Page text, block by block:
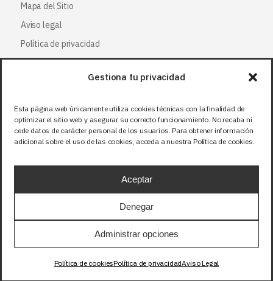
Gestiona tu privacidad
Esta página web únicamente utiliza cookies técnicas con la finalidad de
optimizar el sitio web y asegurar su correcto funcionamiento. No recaba ni
cede datos de carácter personal de los usuarios. Para obtener información
adicional sobre el uso de las cookies, acceda a nuestra Política de cookies.
Aceptar
Denegar
Administrar opciones
Política de cookiesPolítica de privacidadAviso Legal
Mapa del Sitio
Aviso legal
Política de privacidad
Política de cookies
Síguenos
Facebook
X (Twitter)
Instagram
Precios sin IVA (21%). Tasa RAEE incluida en
aquellos productos que corresponda.